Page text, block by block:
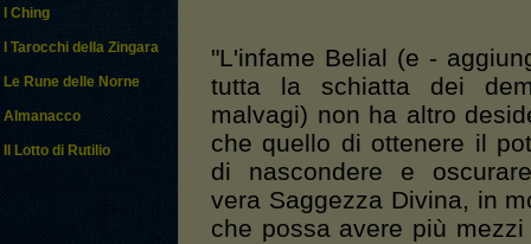
I Ching
I Tarocchi della Zingara
Le Rune delle Norne
Almanacco
Il Lotto di Rutilio
"L'infame Belial (e -
tutta la schiatta dei
malvagi) non ha altro
che quello di ottenere il
di nascondere e
vera Saggezza Divina, in
che possa avere più mezzi